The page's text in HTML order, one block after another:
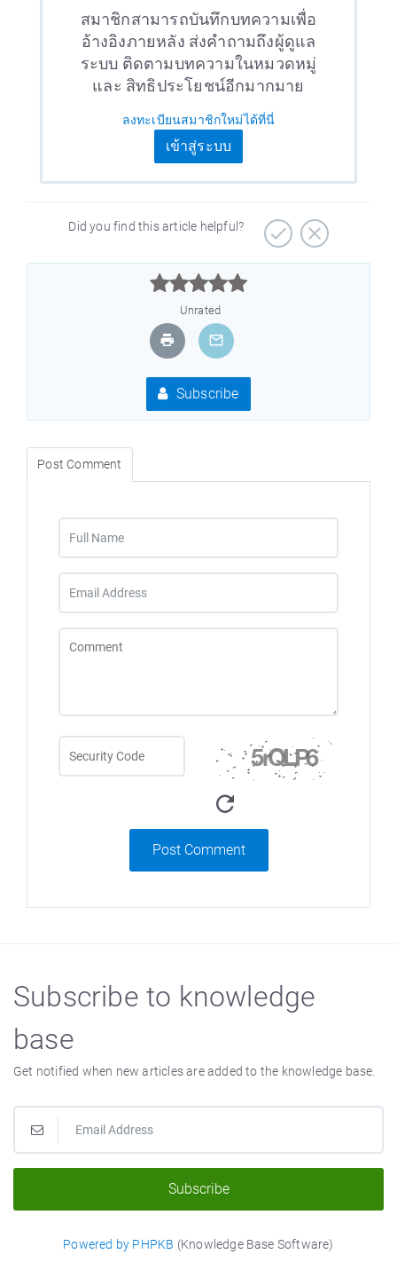
สมาชิกสามารถบันทึกบทความเพื่อ
อ้างอิงภายหลัง ส่งคำถามถึงผู้ดูแล
ระบบ ติดตามบทความในหมวดหมู่
และ สิทธิประโยชน์อีกมากมาย
ลงทะเบียนสมาชิกใหม่ได้ที่นี่
เข้าสู่ระบบ
Did you find this article helpful?



Unrated
Subscribe
Post Comment
Post Comment
Subscribe to knowledge
base
Get notified when new articles are added to the knowledge base.
Subscribe
Powered by PHPKB (Knowledge Base Software)